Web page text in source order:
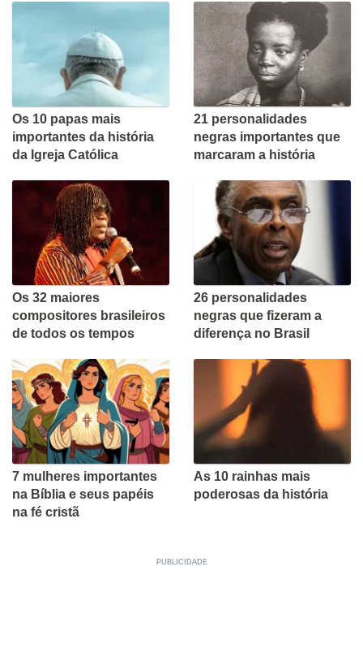
Os 10 papas mais
importantes da história
da Igreja Católica
21 personalidades
negras importantes que
marcaram a história
Os 32 maiores
compositores brasileiros
de todos os tempos
26 personalidades
negras que fizeram a
diferença no Brasil
7 mulheres importantes
na Bíblia e seus papéis
na fé cristã
As 10 rainhas mais
poderosas da história